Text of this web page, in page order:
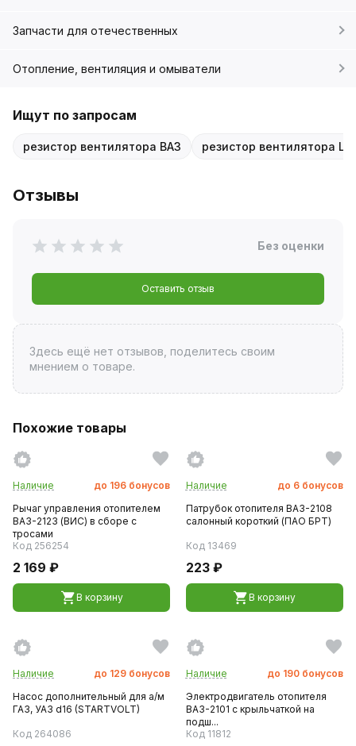
Запчасти для отечественных
Отопление, вентиляция и омыватели
Ищут по запросам
резистор вентилятора ВАЗ резистор вентилятора
Отзывы
Без оценки
Оставить отзыв
Здесь ещё нет отзывов, поделитесь своим
мнением о товаре.
Похожие товары
Наличие до 196 бонусов
Рычаг управления отопителем
ВАЗ-2123 (ВИС) в сборе с
тросами
Код 256254
2 169 ₽
В корзину
Наличие до 6 бонусов
Патрубок отопителя ВАЗ-2108
салонный короткий (ПАО БРТ)
Код 13469
223 ₽
В корзину
Наличие до 129 бонусов
Насос дополнительный для а/м
ГАЗ, УАЗ d16 (STARTVOLT)
Код 264086
Наличие до 190 бонусов
Электродвигатель отопителя
ВАЗ-2101 с крыльчаткой на
подш...
Код 11812